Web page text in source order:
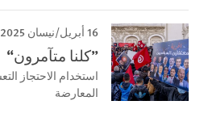
16 أبريل/نيسان 2025
”كلنا متآمرون“
استخدام الاحتجاز
المعارضة